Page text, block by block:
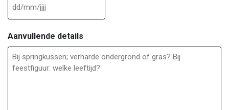
slash
MM
slash
Aanvullende details